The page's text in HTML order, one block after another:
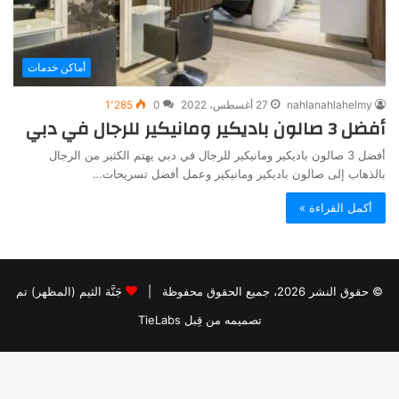
أماكن خدمات
nahlanahlahelmy 27 أغسطس، 2022 0 1٬285
أفضل 3 صالون باديكير ومانيكير للرجال في دبي
أفضل 3 صالون باديكير ومانيكير للرجال في دبي يهتم الكثير من الرجال
بالذهاب إلى صالون باديكير ومانيكير وعمل أفضل تسريحات…
أكمل القراءة »
© حقوق النشر 2026، جميع الحقوق محفوظة |
جَنَّة الثيم (المظهر) تم
تصميمه من قِبل TieLabs